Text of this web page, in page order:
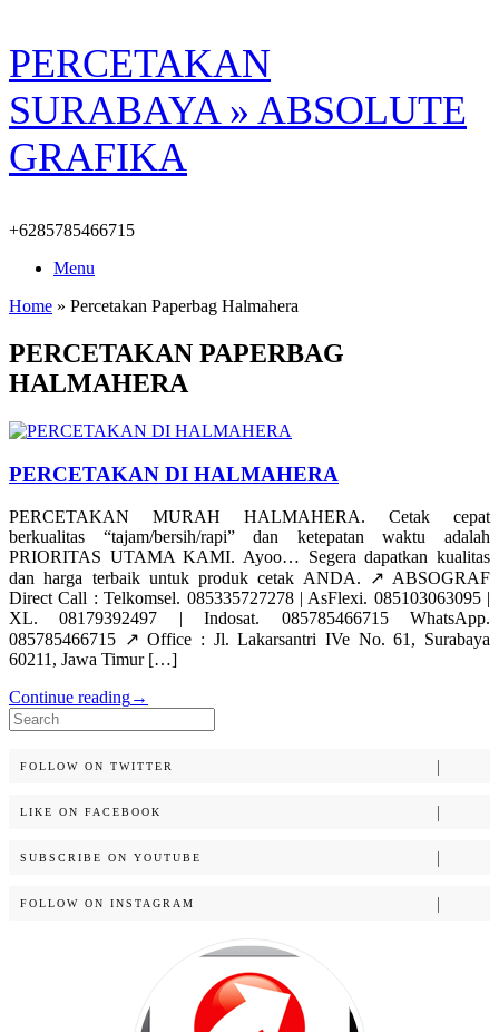
Skip
to
content
PERCETAKAN
SURABAYA » ABSOLUTE
GRAFIKA
+6285785466715
Menu
Home » Percetakan Paperbag Halmahera
PERCETAKAN PAPERBAG
HALMAHERA
PERCETAKAN DI HALMAHERA
PERCETAKAN MURAH HALMAHERA. Cetak cepat
berkualitas “tajam/bersih/rapi” dan ketepatan waktu adalah
PRIORITAS UTAMA KAMI. Ayoo… Segera dapatkan kualitas
dan harga terbaik untuk produk cetak ANDA. ↗️ ABSOGRAF
Direct Call : Telkomsel. 085335727278 | AsFlexi. 085103063095 |
XL. 08179392497 | Indosat. 085785466715 WhatsApp.
085785466715 ↗️ Office : Jl. Lakarsantri IVe No. 61, Surabaya
60211, Jawa Timur […]
Continue reading→
Search
for:
FOLLOW ON TWITTER
LIKE ON FACEBOOK
SUBSCRIBE ON YOUTUBE
FOLLOW ON INSTAGRAM